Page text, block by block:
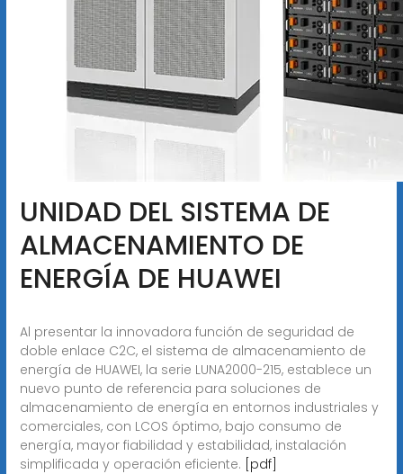
UNIDAD DEL SISTEMA DE
ALMACENAMIENTO DE
ENERGÍA DE HUAWEI
Al presentar la innovadora función de seguridad de
doble enlace C2C, el sistema de almacenamiento de
energía de HUAWEI, la serie LUNA2000-215, establece un
nuevo punto de referencia para soluciones de
almacenamiento de energía en entornos industriales y
comerciales, con LCOS óptimo, bajo consumo de
energía, mayor fiabilidad y estabilidad, instalación
simplificada y operación eficiente. [pdf]